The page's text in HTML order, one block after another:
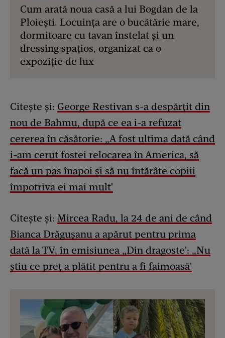
Cum arată noua casă a lui Bogdan de la
Ploiești. Locuința are o bucătărie mare,
dormitoare cu tavan înstelat și un
dressing spațios, organizat ca o
expoziție de lux
Citește și: George Restivan s-a despărțit din
nou de Bahmu, după ce ea i-a refuzat
cererea în căsătorie: „A fost ultima dată când
i-am cerut fostei relocarea în America, să
facă un pas înapoi și să nu întărâte copiii
împotriva ei mai mult'
Citește și: Mircea Radu, la 24 de ani de când
Bianca Drăgușanu a apărut pentru prima
dată la TV, în emisiunea „Din dragoste': „Nu
știu ce preț a plătit pentru a fi faimoasă'